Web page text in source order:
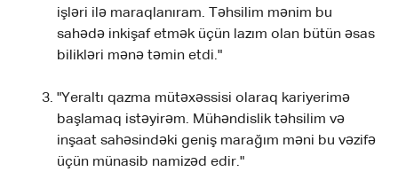
işləri ilə maraqlanıram. Təhsilim mənim bu
sahədə inkişaf etmək üçün lazım olan bütün əsas
bilikləri mənə təmin etdi."
"Yeraltı qazma mütəxəssisi olaraq kariyerimə
başlamaq istəyirəm. Mühəndislik təhsilim və
inşaat sahəsindəki geniş marağım məni bu vəzifə
üçün münasib namizəd edir."